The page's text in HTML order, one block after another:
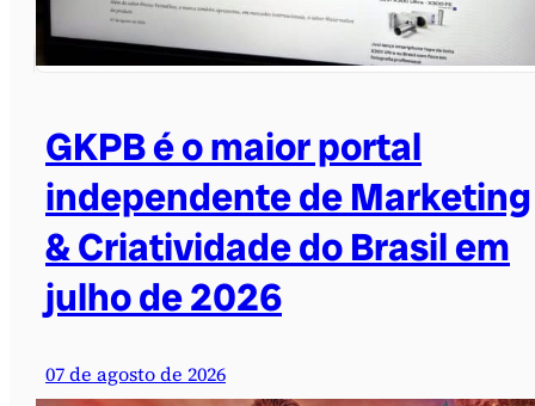
GKPB é o maior portal
independente de Marketing
& Criatividade do Brasil em
julho de 2026
07 de agosto de 2026